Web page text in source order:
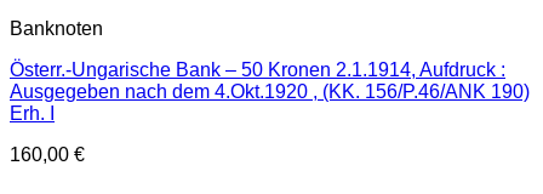
Banknoten
Österr.-Ungarische Bank – 50 Kronen 2.1.1914, Aufdruck :
Ausgegeben nach dem 4.Okt.1920 , (KK. 156/P.46/ANK 190)
Erh. I
160,00 €